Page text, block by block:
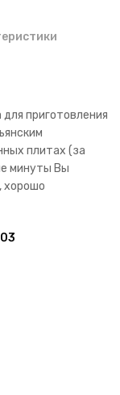
приготовления
плитах (за
минуты Вы
хорошо